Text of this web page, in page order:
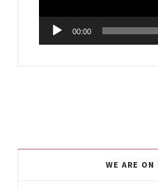
00:00
WE ARE